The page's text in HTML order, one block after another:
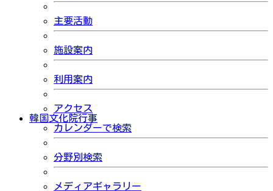
主要活動
施設案内
利用案内
アクセス
韓国文化院行事
カレンダーで検索
分野別検索
メディアギャラリー